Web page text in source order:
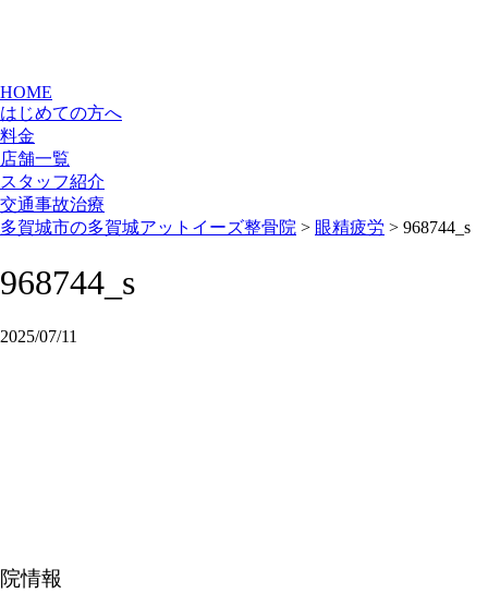
HOME
はじめての方へ
料金
店舗一覧
スタッフ紹介
交通事故治療
多賀城市の多賀城アットイーズ整骨院 > 眼精疲労 > 968744_s
968744_s
2025/07/11
院情報